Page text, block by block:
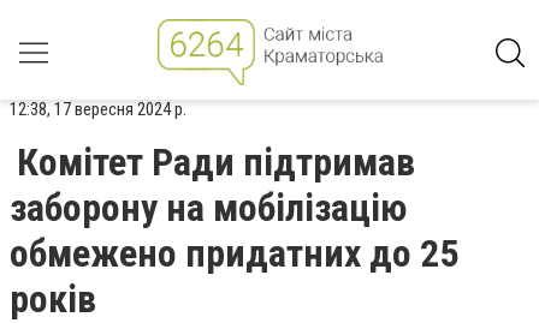
12:38, 17 вересня 2024 р.
Комітет Ради підтримав
заборону на мобілізацію
обмежено придатних до 25
років